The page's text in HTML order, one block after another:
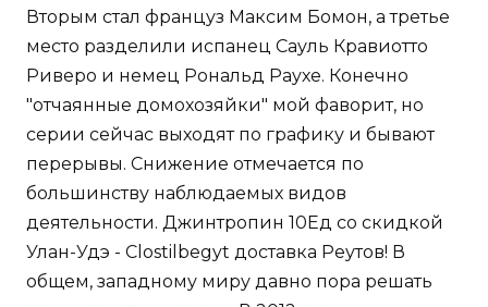
Вторым стал француз Максим Бомон, а третье
место разделили испанец Сауль Кравиотто
Риверо и немец Рональд Раухе. Конечно
"отчаянные домохозяйки" мой фаворит, но
серии сейчас выходят по графику и бывают
перерывы. Снижение отмечается по
большинству наблюдаемых видов
деятельности. Джинтропин 10Ед со скидкой
Улан-Удэ - Clostilbegyt доставка Реутов! В
общем, западному миру давно пора решать